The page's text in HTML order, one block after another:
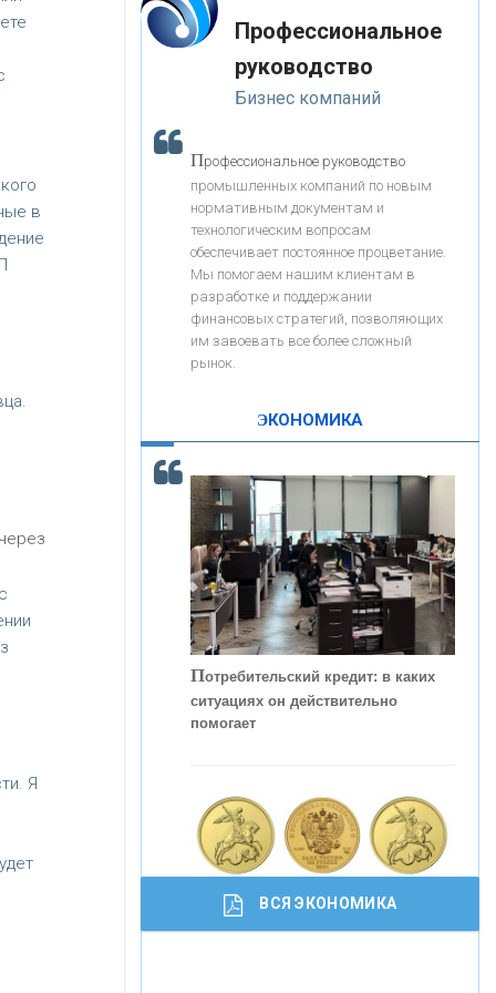
в
Я
«ЗАПСИБКОМБАНК»
«РОСЕВРОБАНК»
«ПРЕСС-СЛУЖБА ВТБ24»
«АВТОГРАДБАНК»
«ПРОМРЕГИОНБАНК»
ОНАС
КОНТАКТЫ
корость - один из главных трендов в
кредитовании бизнеса - «Интервью»
Работа мечты. Что банки делают для
-- Лучшее, что можно сделать с хорошим советом, это
пропустить его мимо ушей. Он никогда не бывает
полезен никому, кроме того, кто его дал.
-- Люблю давать советы и очень не люблю, когда их
дают мне.
Профессиональное
руководство
Бизнес компаний
Профессиональное руководство
промышленных компаний по новым
нормативным документам и
технологическим вопросам
обеспечивает постоянное процветание.
Мы помогаем нашим клиентам в
разработке и поддержании
финансовых стратегий, позволяющих
им завоевать все более сложный
рынок.
ЭКОНОМИКА
Потребительский кредит: в каких
ситуациях он действительно
помогает
нвестиционные золотые монеты
как средство сохранения и
ВСЯ ЭКОНОМИКА